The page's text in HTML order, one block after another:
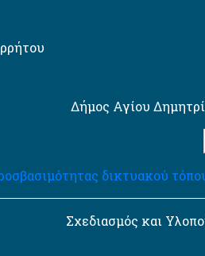
Δήμος Αγίου
δικτυακού
Σχεδιασμός και